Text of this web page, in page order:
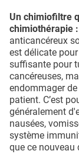
Un chimiofiltre
chimiothérapie :
anticancéreux
est délicate
suffisante pour
cancéreuses,
endommager
patient. C’est
généralement
nausées,
système
que ce